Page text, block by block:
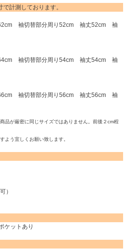
計測しております。
袖切替部分周り52cm 袖丈52cm 袖
袖切替部分周り54cm 袖丈54cm 袖
袖切替部分周り56cm 袖丈56cm 袖
品が厳密に同じサイズではありません。前後２cm程
よう宜しくお願い致します。
）
ケットあり